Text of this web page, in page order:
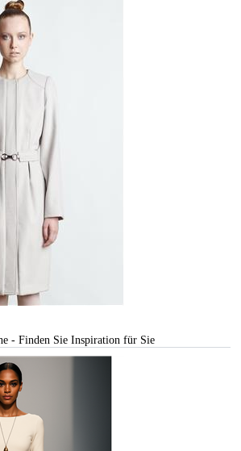
- Finden Sie Inspiration für Sie